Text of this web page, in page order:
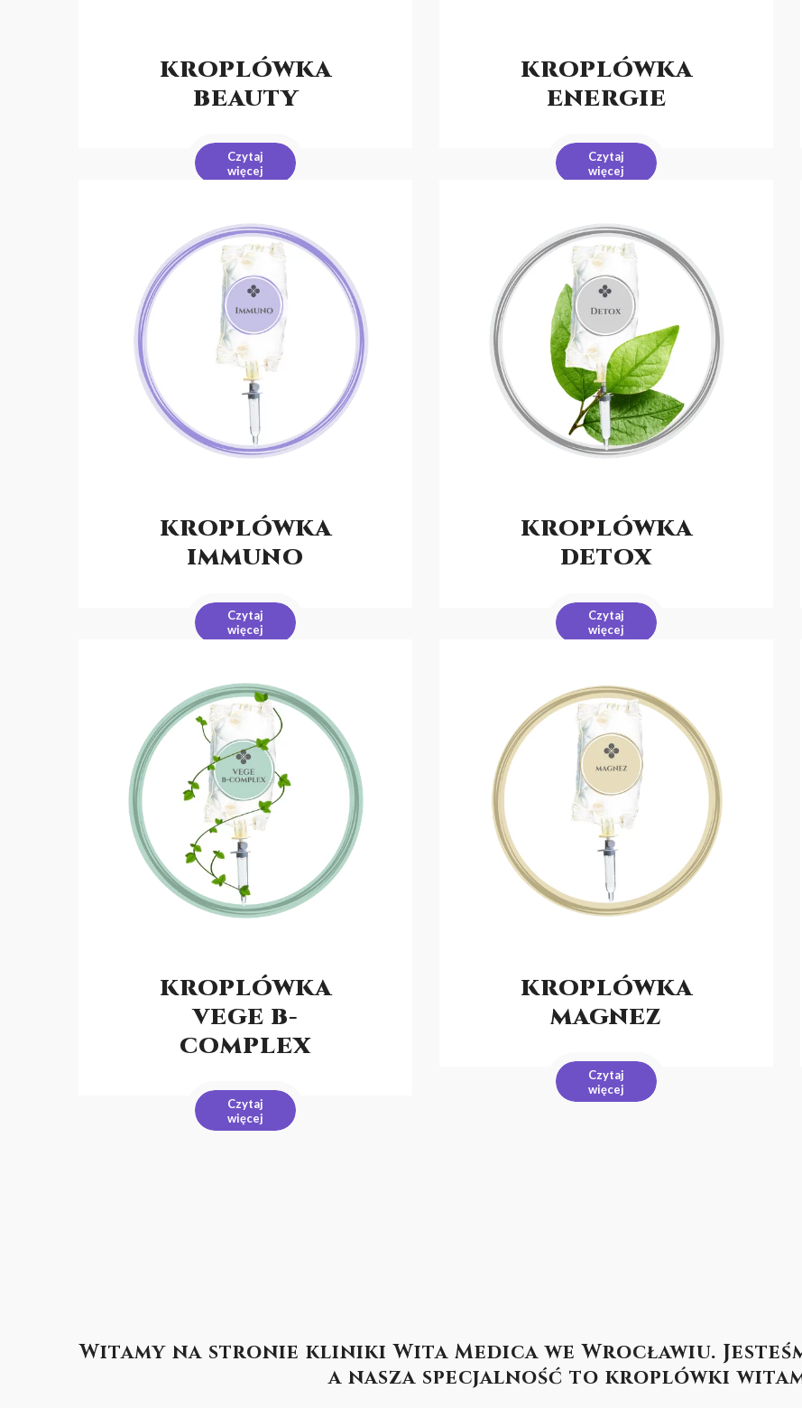
KROPLÓWKA
BEAUTY
Czytaj
więcej
KROPLÓWKA
ENERGIE
Czytaj
więcej
KROPLÓWKA
IMMUNO
Czytaj
więcej
KROPLÓWKA
DETOX
Czytaj
więcej
KROPLÓWKA
VEGE B-
COMPLEX
Czytaj
więcej
KROPLÓWKA
MAGNEZ
Czytaj
więcej
Witamy na stronie kliniki Wita Medica we Wrocławiu.
a nasza specjalność to kroplówki